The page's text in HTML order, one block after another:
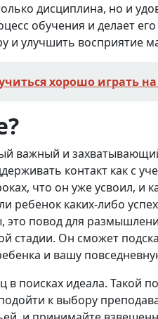
дисциплина, но и
обучения и делает
и улучшить восприятие
хорошо играть на
важный и
контакт как с
что он уже усвоил, и
ребенок каких-либо
это повод для
стадии. Он сможет
и вашу
поисках идеала. Такой
к выбору